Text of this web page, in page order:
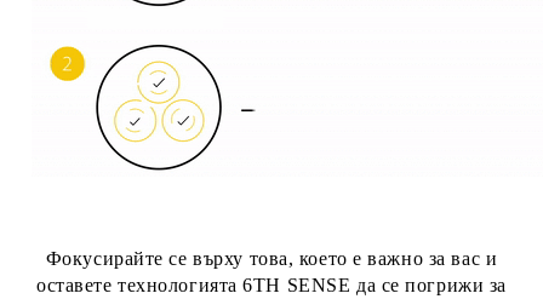
Фокусирайте се върху това, което е важно за вас и
оставете технологията 6TH SENSE да се погрижи за